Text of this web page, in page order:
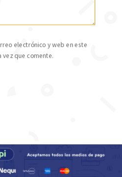
electrónico y web en este
vez que comente.